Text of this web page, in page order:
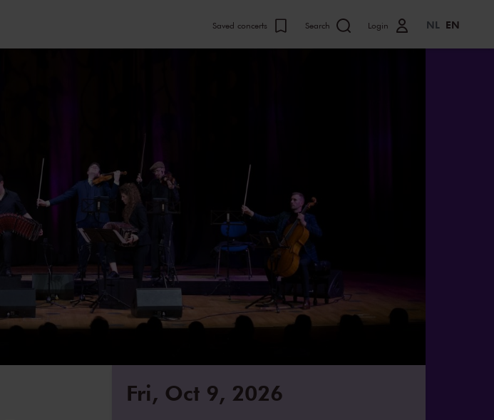
Saved concerts Search Login NL EN
Fri, Oct 9, 2026